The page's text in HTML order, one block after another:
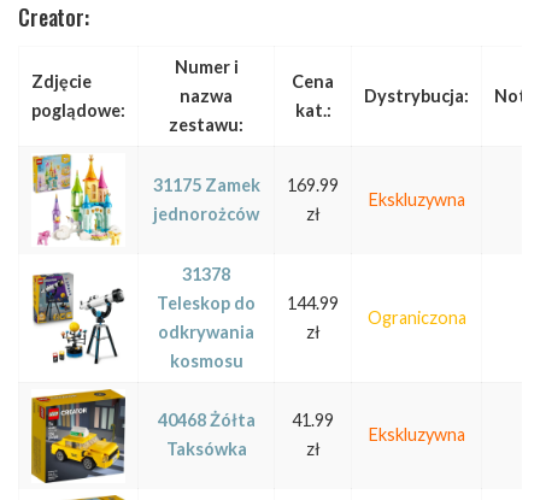
Creator:
Zdjęcie
poglądowe:
Numer i
nazwa
zestawu:
Cena
kat.:
Dystrybucja:
31175 Zamek
jednorożców
169.99
zł
Ekskluzywna
31378
Teleskop do
odkrywania
kosmosu
144.99
zł
Ograniczona
40468 Żółta
Taksówka
41.99
zł
Ekskluzywna